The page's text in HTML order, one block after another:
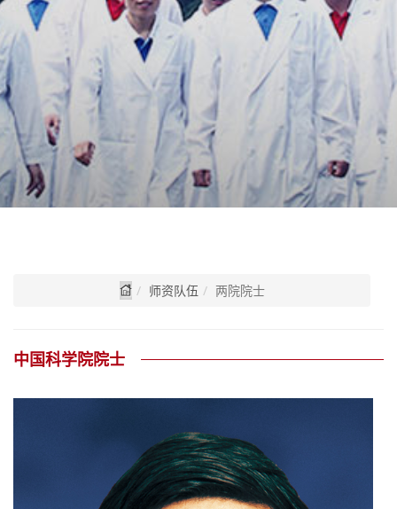
师资队伍 两院院士
中国科学院院士